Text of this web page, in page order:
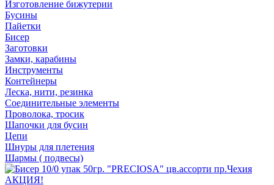
Изготовление бижутерии
Бусины
Пайетки
Бисер
Заготовки
Замки, карабины
Инструменты
Контейнеры
Леска, нити, резинка
Соединительные элементы
Проволока, тросик
Шапочки для бусин
Цепи
Шнуры для плетения
Шармы ( подвесы)